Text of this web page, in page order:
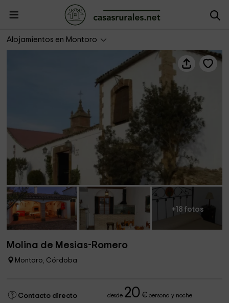
Alojamientos en Montoro
Molina de Mesias-Romero
+18 fotos
Molina de Mesias-Romero
Montoro, Córdoba
Contacto directo desde 20 €persona y noche